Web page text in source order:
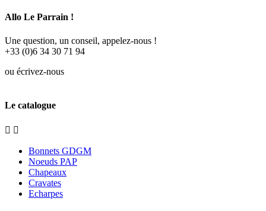
Allo Le Parrain !
Une question, un conseil, appelez-nous !
+33 (0)6 34 30 71 94
ou écrivez-nous
Le catalogue
 
Bonnets GDGM
Noeuds PAP
Chapeaux
Cravates
Echarpes